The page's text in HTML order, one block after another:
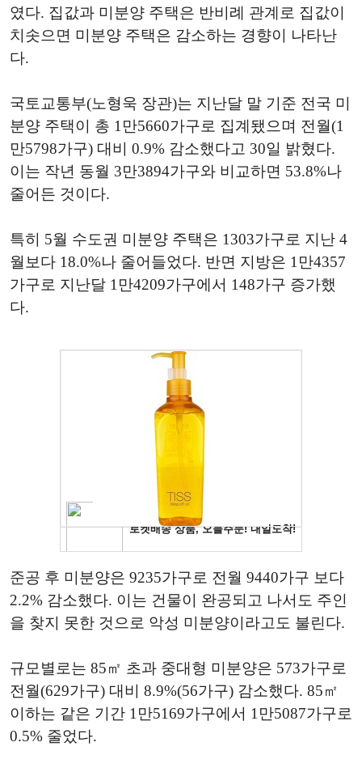
였다. 집값과 미분양 주택은 반비례 관계로 집값이
치솟으면 미분양 주택은 감소하는 경향이 나타난
다.
국토교통부(노형욱 장관)는 지난달 말 기준 전국 미
분양 주택이 총 1만5660가구로 집계됐으며 전월(1
만5798가구) 대비 0.9% 감소했다고 30일 밝혔다.
이는 작년 동월 3만3894가구와 비교하면 53.8%나
줄어든 것이다.
특히 5월 수도권 미분양 주택은 1303가구로 지난 4
월보다 18.0%나 줄어들었다. 반면 지방은 1만4357
가구로 지난달 1만4209가구에서 148가구 증가했
다.
준공 후 미분양은 9235가구로 전월 9440가구 보다
2.2% 감소했다. 이는 건물이 완공되고 나서도 주인
을 찾지 못한 것으로 악성 미분양이라고도 불린다.
규모별로는 85㎡ 초과 중대형 미분양은 573가구로
전월(629가구) 대비 8.9%(56가구) 감소했다. 85㎡
이하는 같은 기간 1만5169가구에서 1만5087가구로
0.5% 줄었다.